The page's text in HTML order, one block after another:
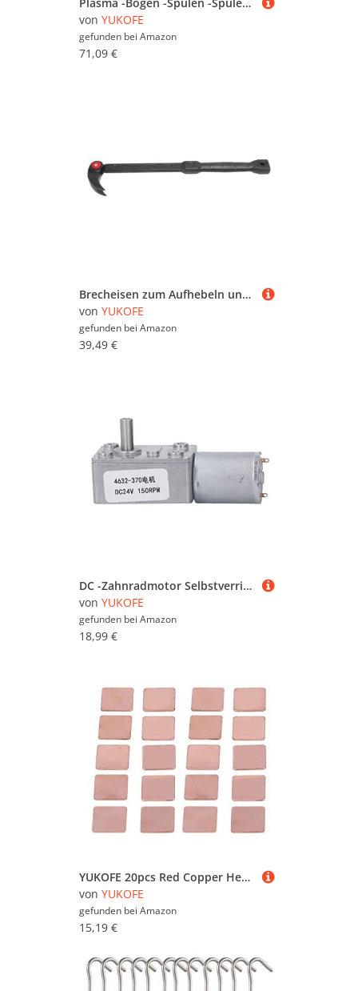
von YUKOFE
gefunden bei Amazon
71,09 €
Brecheisen zum Aufhebeln und Nageln, 45,7 cm, 180 Grad drehbarer Kopf, Brecheisen
von YUKOFE
gefunden bei Amazon
39,49 €
DC -Zahnradmotor Selbstverriegelung Messing Spulen Aluminiumlegierungschalenschalengeschwindigkeitsreduzierung Getriebe Motor DC24V (150RPM)
von YUKOFE
gefunden bei Amazon
18,99 €
YUKOFE 20pcs Red Copper Heatkarsch Shim Laptop Grafikkarte Kühlkörper CPU GPU Kupferpolster Shim (1.5mm)
von YUKOFE
gefunden bei Amazon
15,19 €